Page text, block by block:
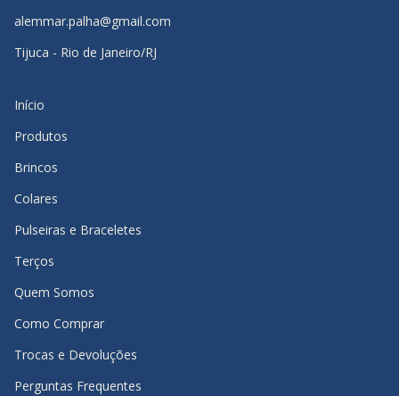
alemmar.palha@gmail.com
Tijuca - Rio de Janeiro/RJ
Início
Produtos
Brincos
Colares
Pulseiras e Braceletes
Terços
Quem Somos
Como Comprar
Trocas e Devoluções
Perguntas Frequentes